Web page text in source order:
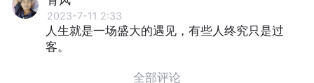
2023-7-11 2:33
人生就是一场盛大的遇见，有些人终究只是过
客。
全部评论